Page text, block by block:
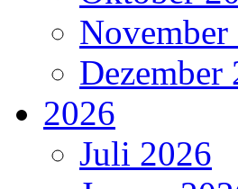
November
Dezember
2026
Juli 2026